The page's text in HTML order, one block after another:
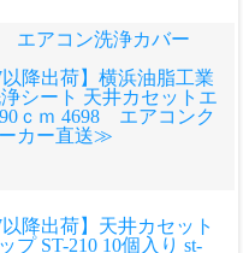
エアコン洗浄カバー
以降出荷】横浜油脂工業
シート 天井カセットエ
ｃｍ 4698 エアコンク
カー直送≫
以降出荷】天井カセット
プ ST-210 10個入り st-